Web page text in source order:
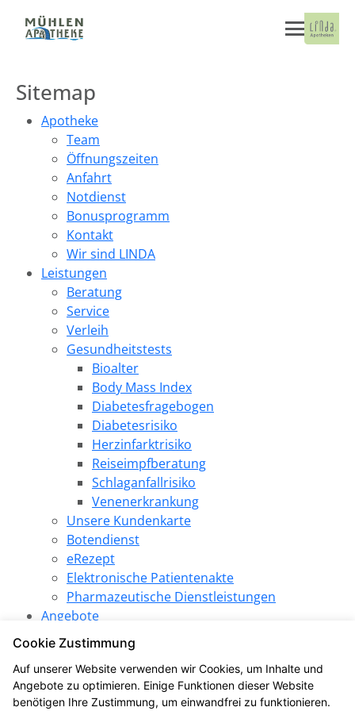
Sitemap
Apotheke
Team
Öffnungszeiten
Anfahrt
Notdienst
Bonusprogramm
Kontakt
Wir sind LINDA
Leistungen
Beratung
Service
Verleih
Gesundheitstests
Bioalter
Body Mass Index
Diabetesfragebogen
Diabetesrisiko
Herzinfarktrisiko
Reiseimpfberatung
Schlaganfallrisiko
Venenerkrankung
Unsere Kundenkarte
Botendienst
eRezept
Elektronische Patientenakte
Pharmazeutische Dienstleistungen
Angebote
SPARezept
Produkt des Monats
LINDA Gewinnspiel
LINDA Aktion
Cookie Zustimmung
Auf unserer Website verwenden wir Cookies, um Inhalte und
Angebote zu optimieren. Einige Funktionen dieser Website
benötigen Ihre Zustimmung, um einwandfrei zu funktionieren.